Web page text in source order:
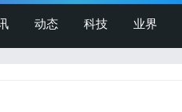
动态 科技 业界